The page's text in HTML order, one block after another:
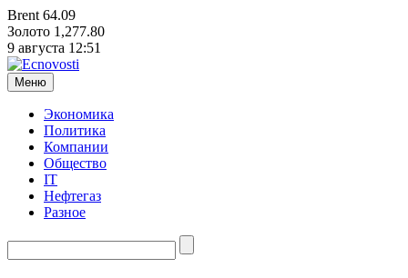
Brent 64.09
Золото 1,277.80
9 августа 12:52
Меню
Экономика
Политика
Компании
Общество
IT
Нефтегаз
Разное